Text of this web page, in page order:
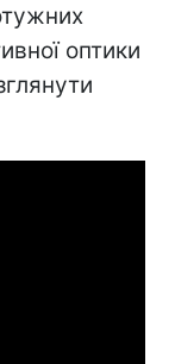
оптики